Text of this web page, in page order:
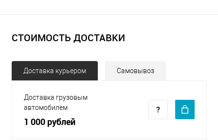
СТОИМОСТЬ ДОСТАВКИ
Доставка курьером Самовывоз
Доставка грузовым
автомобилем
1 000 рублей